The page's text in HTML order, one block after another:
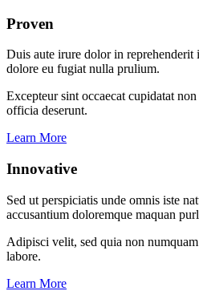
Proven
Duis aute irure dolor in
dolore eu fugiat nulla prulium.
Excepteur sint occaecat cupidatat
officia deserunt.
Learn More
Innovative
Sed ut perspiciatis unde omnis iste
accusantium doloremque maquan
Adipisci velit, sed quia non
labore.
Learn More